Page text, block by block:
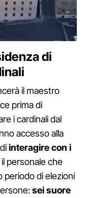
di
il maestro
prima di
i cardinali dal
accesso alla
interagire con i
personale che
periodo di elezioni
sei suore